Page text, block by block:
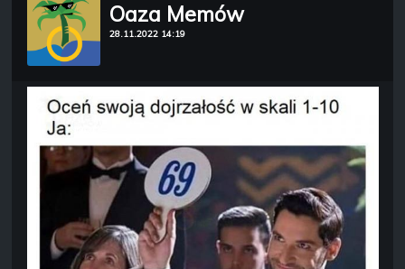
Oaza Memów
28.11.2022 14:19